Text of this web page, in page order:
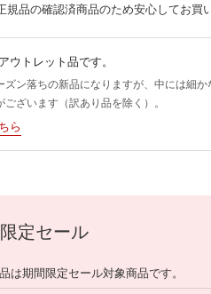
規品の確認済商品のため安心してお買
ウトレット品です。
ズン落ちの新品になりますが、中には細
ございます（訳あり品を除く）。
ら
定セール
は期間限定セール対象商品です。